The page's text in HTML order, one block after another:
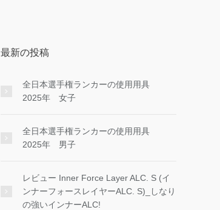
最新の投稿
全日本選手権ランカーの使用用具
2025年 女子
全日本選手権ランカーの使用用具
2025年 男子
レビュー Inner Force Layer ALC. S (イ
ンナーフォースレイヤーALC. S)_しなり
の強いインナーALC!